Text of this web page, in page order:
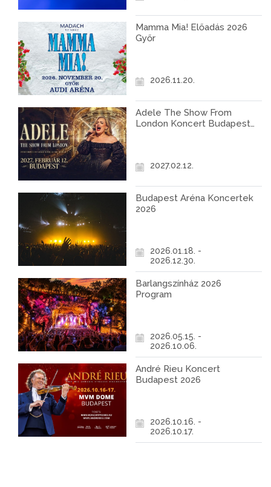
Mamma Mia! Előadás 2026
Győr
2026.11.20.
Adele The Show From
London Koncert Budapest
2027.02.12.
Budapest Aréna Koncertek
2026
2026.01.18. -
2026.12.30.
Barlangszínház 2026
Program
2026.05.15. -
2026.10.06.
André Rieu Koncert
Budapest 2026
2026.10.16. -
2026.10.17.